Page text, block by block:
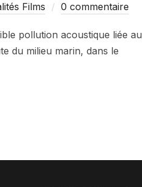
Films 0 commentaire
pollution acoustique liée au
du milieu marin, dans le